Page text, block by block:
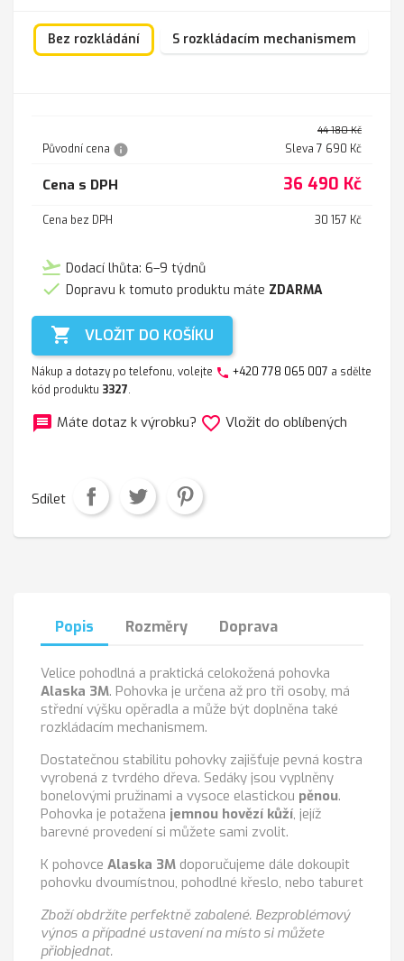
Bez rozkládání S rozkládacím mechanismem
Původní cena info
44 180 Kč
Sleva 7 690 Kč
Cena s DPH 36 490 Kč
Cena bez DPH 30 157 Kč
flight_takeoff Dodací lhůta: 6–9 týdnů
 Dopravu k tomuto produktu máte ZDARMA
 VLOŽIT DO KOŠÍKU
Nákup a dotazy po telefonu, volejte phone +420 778 065 007 a sdělte
kód produktu 3327.
message Máte dotaz k výrobku? favorite_border Vložit do oblíbených
Sdílet
Popis Rozměry Doprava
Velice pohodlná a praktická celokožená pohovka
Alaska 3M. Pohovka je určena až pro tři osoby, má
střední výšku opěradla a může být doplněna také
rozkládacím mechanismem.
Dostatečnou stabilitu pohovky zajišťuje pevná kostra
vyrobená z tvrdého dřeva. Sedáky jsou vyplněny
bonelovými pružinami a vysoce elastickou pěnou.
Pohovka je potažena jemnou hovězí kůží, jejíž
barevné provedení si můžete sami zvolit.
K pohovce Alaska 3M doporučujeme dále dokoupit
pohovku dvoumístnou, pohodlné křeslo, nebo taburet
Zboží obdržíte perfektně zabalené. Bezproblémový
výnos a případné ustavení na místo si můžete
přiobjednat.